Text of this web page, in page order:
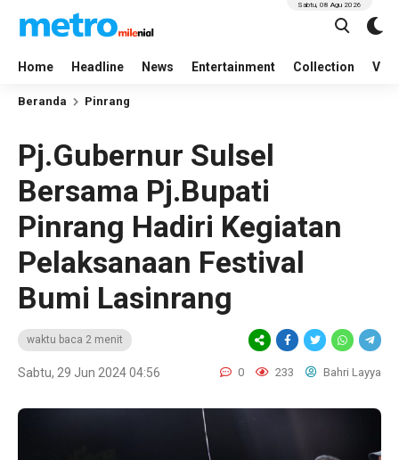
Home Headline News Entertainment Collection
Sabtu, 08 Agu 2026
Beranda Pinrang
Pj.Gubernur Sulsel
Bersama Pj.Bupati
Pinrang Hadiri Kegiatan
Pelaksanaan Festival
Bumi Lasinrang
waktu baca 2 menit
Sabtu, 29 Jun 2024 04:56 0 233 Bahri Layya